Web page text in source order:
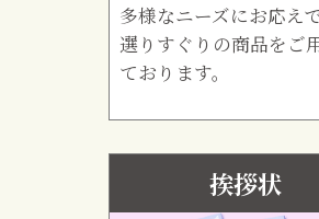
多様なニーズにお応え
選りすぐりの商品をご
ております。
挨拶状